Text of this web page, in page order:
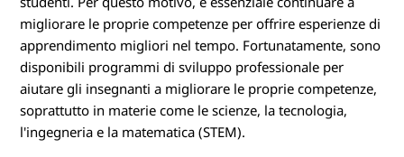
migliorare le proprie competenze per offrire esperienze di
apprendimento migliori nel tempo. Fortunatamente, sono
disponibili programmi di sviluppo professionale per
aiutare gli insegnanti a migliorare le proprie competenze,
soprattutto in materie come le scienze, la tecnologia,
l'ingegneria e la matematica (STEM).